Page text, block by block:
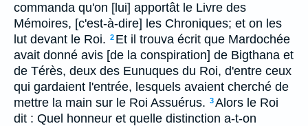
commanda qu'on [lui] apportât le Livre des
Mémoires, [c'est-à-dire] les Chroniques; et on les
lut devant le Roi. 2 Et il trouva écrit que Mardochée
avait donné avis [de la conspiration] de Bigthana et
de Térès, deux des Eunuques du Roi, d'entre ceux
qui gardaient l'entrée, lesquels avaient cherché de
mettre la main sur le Roi Assuérus. 3Alors le Roi
dit : Quel honneur et quelle distinction a-t-on